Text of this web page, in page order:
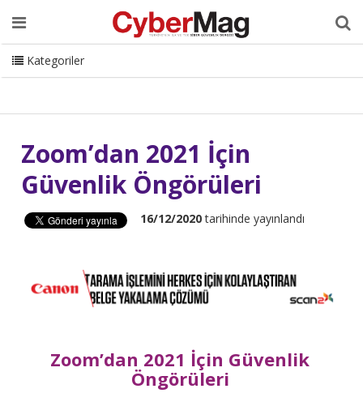
Ana Sayfa Hakkımızda Dergi Editörden
Danışmanlık
ISC Turkey Sizden Gelenler
İletişim
CyberMag Logo
Kategoriler
Zoom’dan 2021 İçin
Güvenlik Öngörüleri
16/12/2020tarihinde yayınlandı
Zoom’dan 2021 İçin Güvenlik
Öngörüleri